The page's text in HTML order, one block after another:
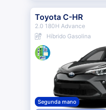
Toyota C-HR
2.0 180H Advance
Híbrido Gasolina
Segunda mano